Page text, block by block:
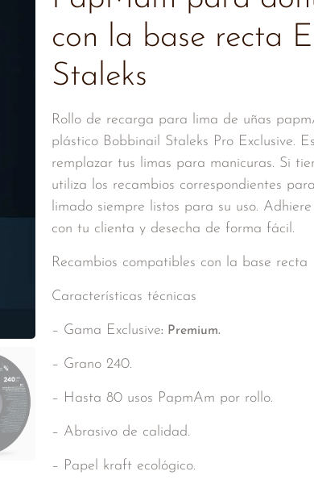
con la base recta
Staleks
Rollo de recarga para lima de uñas
plástico Bobbinail Staleks Pro Exclusive.
remplazar tus limas para manicuras. Si
utiliza los recambios correspondientes
limado siempre listos para su uso.
con tu clienta y desecha de forma fácil.
Recambios compatibles con la base recta
Características técnicas
– Gama Exclusive: Premium.
– Grano 240.
– Hasta 80 usos PapmAm por rollo.
– Abrasivo de calidad.
– Papel kraft ecológico.